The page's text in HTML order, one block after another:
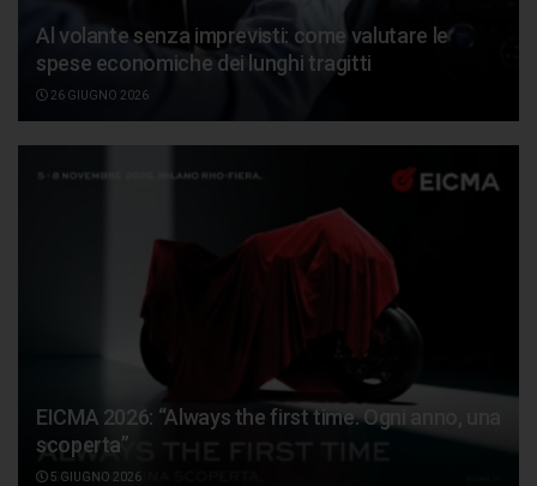
Al volante senza imprevisti: come valutare le
spese economiche dei lunghi tragitti
26 GIUGNO 2026
EICMA 2026: “Always the first time. Ogni anno, una
scoperta”
5 GIUGNO 2026